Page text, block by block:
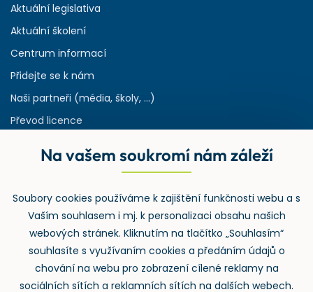
Aktuální legislativa
Aktuální školení
Centrum informací
Přidejte se k nám
Naši partneři (média, školy, ...)
Převod licence
Rejstřík používaných zkratek v odpadech
Zpětný odběr
Na vašem soukromí nám záleží
Soubory cookies používáme k zajištění funkčnosti webu a s
Vaším souhlasem i mj. k personalizaci obsahu našich
webových stránek. Kliknutím na tlačítko „Souhlasím“
souhlasíte s využívaním cookies a předáním údajů o
chování na webu pro zobrazení cílené reklamy na
sociálních sítích a reklamních sítích na dalších webech.